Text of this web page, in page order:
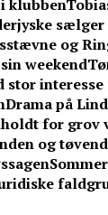
klubben
og
weekend
stor
Drama på
for grov
og